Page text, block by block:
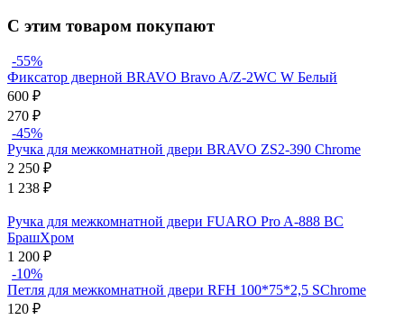
С этим товаром покупают
-55%
Фиксатор дверной BRAVO Bravo A/Z-2WC W Белый
600 ₽
270 ₽
-45%
Ручка для межкомнатной двери BRAVO ZS2-390 Chrome
2 250 ₽
1 238 ₽
Ручка для межкомнатной двери FUARO Pro A-888 BС
БрашХром
1 200 ₽
-10%
Петля для межкомнатной двери RFH 100*75*2,5 SChrome
120 ₽